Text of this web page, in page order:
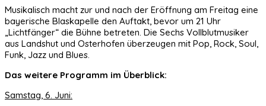
Musikalisch macht zur und nach der Eröffnung am Freitag eine
bayerische Blaskapelle den Auftakt, bevor um 21 Uhr
„Lichtfänger“ die Bühne betreten. Die Sechs Vollblutmusiker
aus Landshut und Osterhofen überzeugen mit Pop, Rock, Soul,
Funk, Jazz und Blues.
Das weitere Programm im Überblick:
Samstag, 6. Juni: